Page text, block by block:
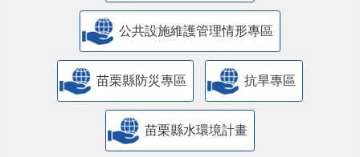
​公共設施維護管理情形專區
苗栗縣防災專區 抗旱專區
苗栗縣水環境計畫